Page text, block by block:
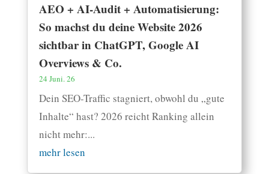
AEO + AI-Audit + Automatisierung:
So machst du deine Website 2026
sichtbar in ChatGPT, Google AI
Overviews & Co.
24 Juni. 26
Dein SEO-Traffic stagniert, obwohl du „gute
Inhalte“ hast? 2026 reicht Ranking allein
nicht mehr:...
mehr lesen